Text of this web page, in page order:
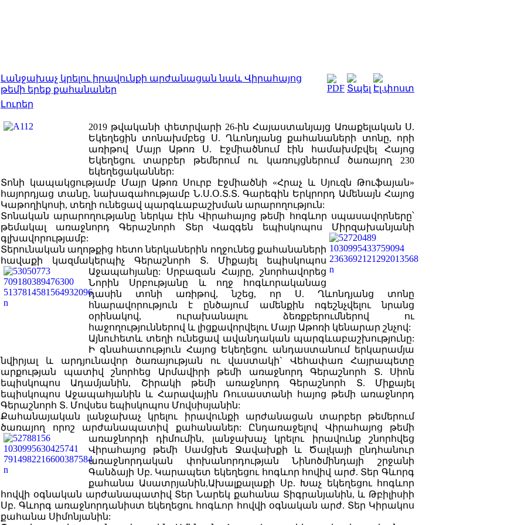
Լանջախաչ կրելու իրավունքի արժանացան նաև Վիրահայոց
թեմի երեք քահանաներ
Լուրեր
2019 թվականի փետրվարի 26-ին Հայաստանյայց Առաքելական Ս.
Եկեղեցին տոնախմբեց Ս. Ղևոնդյանց քահանաների տոնը, որի
առիթով Մայր Աթոռ Ս. Էջմիածնում էին համախմբվել Հայոց
Եկեղեցու տարբեր թեմերում ու կառույցներում ծառայող 230
եկեղեցականներ:
Տոնի կապակցությամբ Մայր Աթոռ Սուրբ Էջմիածնի «Հրաչ և Սյուզն Թուֆայան»
հայորդյաց տանը, նախագահությամբ Ն.Ս.Օ.Տ.Տ. Գարեգին Երկրորդ Ամենայն Հայոց
Կաթողիկոսի, տեղի ունեցավ պարգևաբաշխման արարողություն:
Տոնական արարողությանը ներկա էին Վիրահայոց թեմի հոգևոր սպասավորները՝
թեմակալ առաջնորդ Գերաշնորհ Տեր Վազգեն եպիսկոպոս Միրզախանյանի
գլխավորությամբ:
Տերունական աղոթքից հետո ներկաներին ողջունեց քահանաների
հավաքի կազմակերպիչ Գերաշնորհ Տ. Միքայել եպիսկոպոս
Աջապահյանը: Սրբազան Հայրը, շնորհավորեց
Նորին Սրբությանը և ողջ հոգևորականաց
դասին տոնի առիթով, նշեց, որ Ս. Ղևոնդյանց տոնը
հնարավորություն է ընծայում ամենքին ոգեշնչվելու նրանց
օրինակով, ուրախանալու ձեռքբերումներով ու
հաջողություններով և լիցքավորվելու Մայր Աթոռի կենարար շնչով:
Այնուհետև տեղի ունեցավ ավանդական պարգևաբաշխությունը:
Ի գնահատություն Հայոց Եկեղեցու անդաստանում երկարամյա
նվիրյալ և արդյունավոր ծառայության ու վաստակի` Վեհափառ Հայրապետը
արքության պատիվ շնորհեց Արմավիրի թեմի առաջնորդ Գերաշնորհ Տ. Սիոն
եպիսկոպոս Ադամյանին, Շիրակի թեմի առաջնորդ Գերաշնորհ Տ. Միքայել
եպիսկոպոս Աջապահյանին և Հարավային Ռուսաստանի հայոց թեմի առաջնորդ
Գերաշնորհ Տ. Մովսես եպիսկոպոս Մովսիսյանին:
Քահանայական լանջախաչ կրելու իրավունքի արժանացան տարբեր թեմերում
ծառայող որոշ արժանապատիվ քահանաներ: Ընդառաջելով Վիրահայոց թեմի
առաջնորդի դիմումին, լանջախաչ կրելու
իրավունք շնորհվեց
Վիրահայոց թեմի Սամցխե Ջավախքի և Ծալկայի ընդհանուր
առաջնորդական փոխանորդության Նինոծմինդայի շրջանի
Գանձայի Սբ. Կարապետ եկեղեցու հոգևոր հովիվ արժ. Տեր Գևորգ
քահանա Ասատրյանին,Ախալքալաքի Սբ. Խաչ եկեղեցու հոգևոր
հովվի օգնական արժանապատիվ Տեր Նարեկ քահանա Տիգրանյանին, և Թբիլիսիի
Սբ. Գևորգ առաջնորդանիստ եկեղեցու հոգևոր հովվի օգնական արժ. Տեր Կիրակոս
քահանա Սիմոնյանին: